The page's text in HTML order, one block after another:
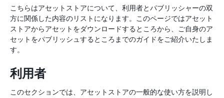
こちらはアセットストアについて、利用者とパブリッシャーの双
方に関係した内容のリストになります。このページではアセット
ストアからアセットをダウンロードするところから、ご自身のア
セットをパブリッシュするところまでのガイドをご紹介いたしま
す。
利用者
このセクションでは、アセットストアの一般的な使い方を説明し